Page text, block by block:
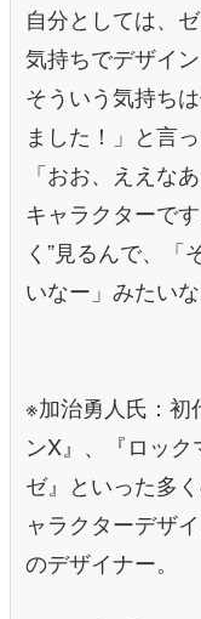
自分としては、
気持ちでデザイ
そういう気持ち
ました！」と言
「おお、ええな
キャラクターで
く”見るんで、「
いなー」みたい
※加治勇人氏：初
ンX』、『ロッ
ゼ』といった多
ャラクターデザ
のデザイナー。